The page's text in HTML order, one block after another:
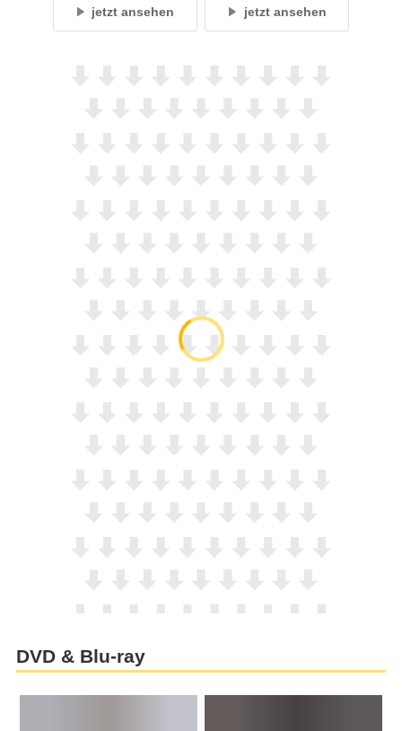
jetzt ansehen jetzt ansehen
DVD & Blu-ray